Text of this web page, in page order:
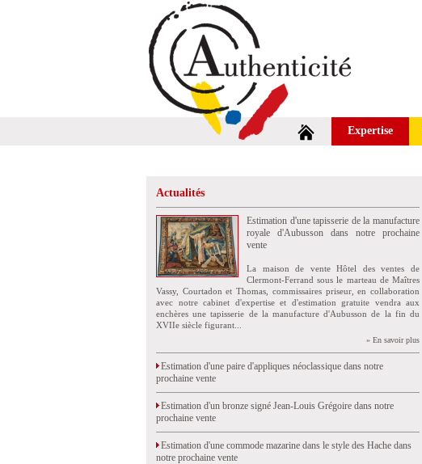
Expertise
Actualités
Estimation d'une tapisserie de la manufacture
royale d'Aubusson dans notre prochaine
vente
La maison de vente Hôtel des ventes de
Clermont-Ferrand sous le marteau de Maîtres
Vassy, Courtadon et Thomas, commissaires priseur, en collaboration
avec notre cabinet d'expertise et d'estimation gratuite vendra aux
enchères une tapisserie de la manufacture d'Aubusson de la fin du
XVIIe siècle figurant...
» En savoir plus
Estimation d'une paire d'appliques néoclassique dans notre
prochaine vente
Estimation d'un bronze signé Jean-Louis Grégoire dans notre
prochaine vente
Estimation d'une commode mazarine dans le style des Hache dans
notre prochaine vente